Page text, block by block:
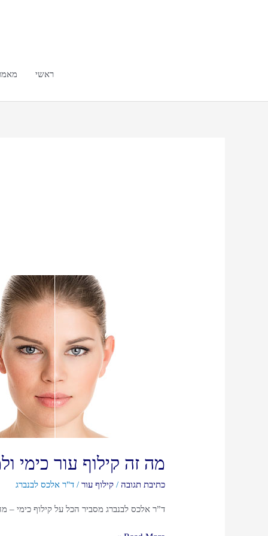
ראשי
מה זה קילוף עור כימי
כתיבת תגובה /קילוף עור /ד"ר אלכס לבנברג
ד”ר אלכס לבנברג מסביר הכל על קילוף כימי –